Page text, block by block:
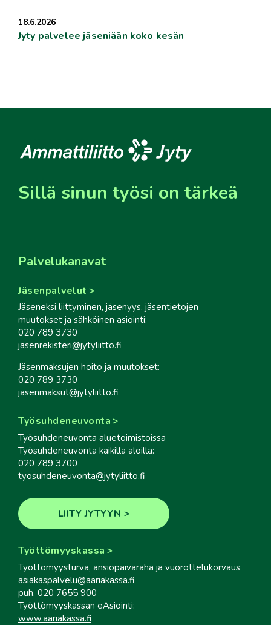
18.6.2026
Jyty palvelee jäseniään koko kesän
Sillä sinun työsi on tärkeä
Palvelukanavat
Jäsenpalvelut
Jäseneksi liittyminen, jäsenyys, jäsentietojen
muutokset ja sähköinen asiointi:
020 789 3730
jasenrekisteri@jytyliitto.fi
Jäsenmaksujen hoito ja muutokset:
020 789 3730
jasenmaksut@jytyliitto.fi
Työsuhdeneuvonta
Työsuhdeneuvonta aluetoimistoissa
Työsuhdeneuvonta kaikilla aloilla:
020 789 3700
tyosuhdeneuvonta@jytyliitto.fi
LIITY JYTYYN
Työttömyyskassa
Työttömyysturva, ansiopäiväraha ja vuorottelukorvaus
asiakaspalvelu@aariakassa.fi
puh. 020 7655 900
Työttömyyskassan eAsiointi:
www.aariakassa.fi